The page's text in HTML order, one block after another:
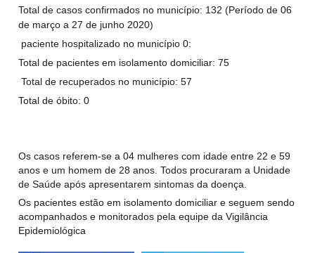
Total de casos confirmados no município: 132 (Período de 06
de março a 27 de junho 2020)
paciente hospitalizado no município 0:
Total de pacientes em isolamento domiciliar: 75
Total de recuperados no município: 57
Total de óbito: 0
Os casos referem-se a 04 mulheres com idade entre 22 e 59
anos e um homem de 28 anos. Todos procuraram a Unidade
de Saúde após apresentarem sintomas da doença.
Os pacientes estão em isolamento domiciliar e seguem sendo
acompanhados e monitorados pela equipe da Vigilância
Epidemiológica